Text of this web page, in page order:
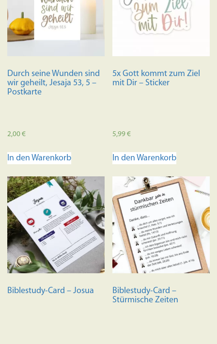
Durch seine Wunden sind
wir geheilt, Jesaja 53, 5 –
Postkarte
2,00€
In den Warenkorb
5x Gott kommt zum Ziel
mit Dir – Sticker
5,99€
In den Warenkorb
Biblestudy-Card – Josua
Biblestudy-Card –
Stürmische Zeiten